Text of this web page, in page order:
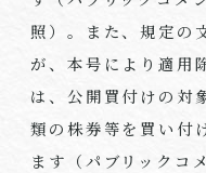
照）。また、規定の
が、本号により適用
は、公開買付けの対
類の株券等を買い付
ます（パブリックコ